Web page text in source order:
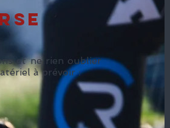
et ne rien oublier
à prévoir :